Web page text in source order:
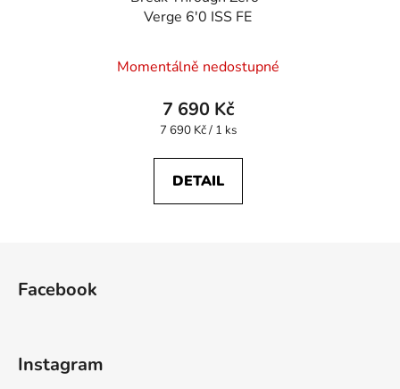
Verge 6'0 ISS FE
Momentálně nedostupné
7 690 Kč
Měrná
7 690 Kč / 1 ks
DETAIL
Facebook
Instagram